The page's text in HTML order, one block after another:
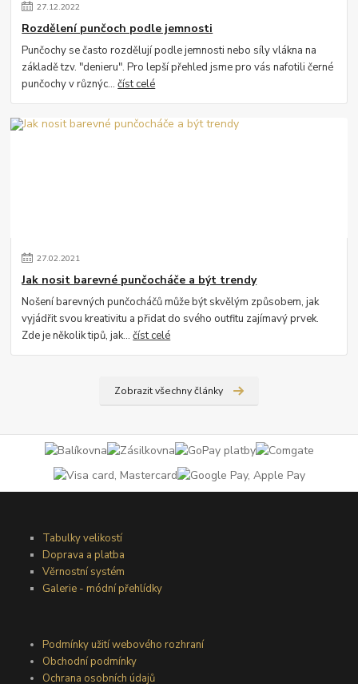
27.12.2022
Rozdělení punčoch podle jemnosti
Punčochy se často rozdělují podle jemnosti nebo síly vlákna na
základě tzv. "denieru". Pro lepší přehled jsme pro vás nafotili černé
punčochy v různýc...číst celé
27.02.2021
Jak nosit barevné punčocháče a být trendy
Nošení barevných punčocháčů může být skvělým způsobem, jak
vyjádřit svou kreativitu a přidat do svého outfitu zajímavý prvek.
Zde je několik tipů, jak...číst celé
Zobrazit všechny články
Tabulky velikostí
Doprava a platba
Věrnostní systém
Galerie - módní přehlídky
Podmínky užití webového rozhraní
Obchodní podmínky
Ochrana osobních údajů